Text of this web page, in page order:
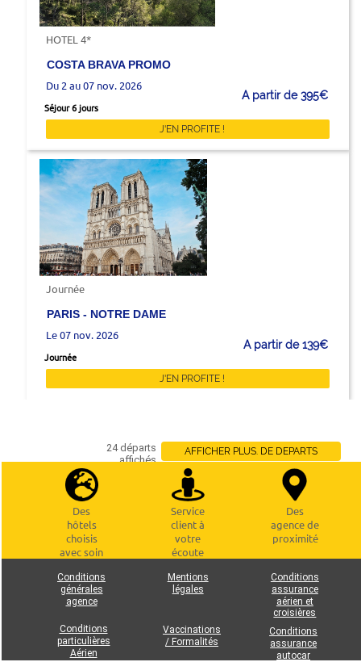
HOTEL 4*
COSTA BRAVA PROMO
Du 2 au 07 nov. 2026
Séjour 6 jours
A partir de 395€
J'EN PROFITE !
Journée
PARIS - NOTRE DAME
Le 07 nov. 2026
Journée
A partir de 139€
J'EN PROFITE !
Des
hôtels
choisis
avec soin
Service
client à
votre
écoute
Des
agence de
proximité
Conditions
générales
agence
Mentions
légales
Conditions
assurance
aérien et
croisières
Conditions
particulières
Aérien
Vaccinations
/ Formalités
Conditions
assurance
autocar
AFFICHER PLUS. DE DEPARTS
24 départs
affichés